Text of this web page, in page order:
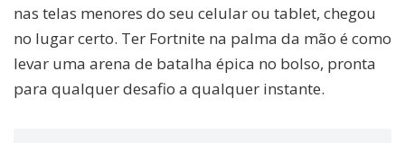
nas telas menores do seu celular ou tablet, chegou
no lugar certo. Ter Fortnite na palma da mão é como
levar uma arena de batalha épica no bolso, pronta
para qualquer desafio a qualquer instante.